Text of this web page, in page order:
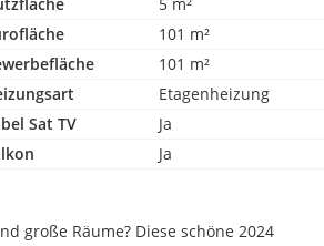
5 m²
101 m²
101 m²
Etagenheizung
Sat TV
Ja
Ja
große Räume? Diese schöne 2024